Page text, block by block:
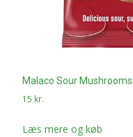
Malaco Sour
15 kr.
Læs mere og køb